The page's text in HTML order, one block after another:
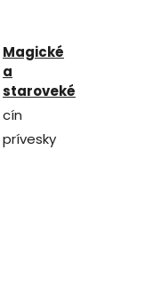
Magické
a
staroveké
cín
prívesky